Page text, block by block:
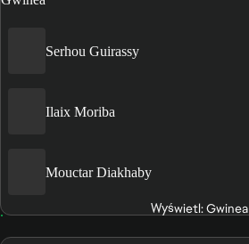
Serhou Guirassy
Ilaix Moriba
Mouctar Diakhaby
Wyświetl: Gwinea